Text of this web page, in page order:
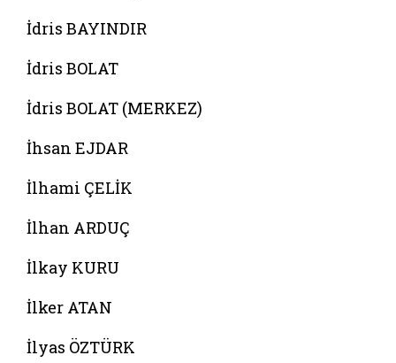
İdris BAYINDIR
İdris BOLAT
İdris BOLAT (MERKEZ)
İhsan EJDAR
İlhami ÇELİK
İlhan ARDUÇ
İlkay KURU
İlker ATAN
İlyas ÖZTÜRK